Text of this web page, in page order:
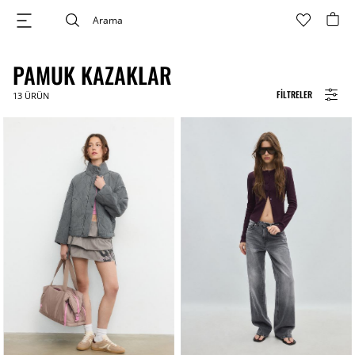
FILTRELER
PAMUK KAZAKLAR
13 ÜRÜN